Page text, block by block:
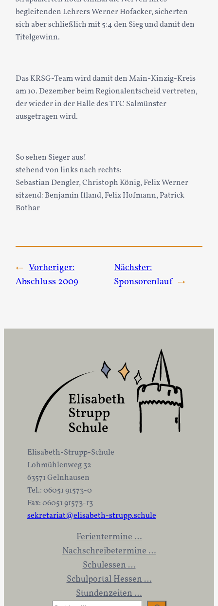
begleitenden Lehrers Werner Hofacker, sicherten
sich aber schließlich mit 5:4 den Sieg und damit den
Titelgewinn.
Das KRSG-Team wird damit den Main-Kinzig-Kreis
am 10. Dezember beim Regionalentscheid vertreten,
der wieder in der Halle des TTC Salmünster
ausgetragen wird.
So sehen Sieger aus!
stehend von links nach rechts:
Sebastian Dengler, Christoph König, Felix Werner
sitzend: Benjamin Ifland, Felix Hofmann, Patrick
Bothar
← Vorheriger:
Abschluss 2009
Nächster:
Sponsorenlauf →
Elisabeth-Strupp-Schule
Lohmühlenweg 32
63571 Gelnhausen
Tel.: 06051 91573-0
Fax: 06051 91573-13
sekretariat@elisabeth-strupp.schule
Ferientermine …
Nachschreibetermine …
Schulessen …
Schulportal Hessen …
Stundenzeiten …